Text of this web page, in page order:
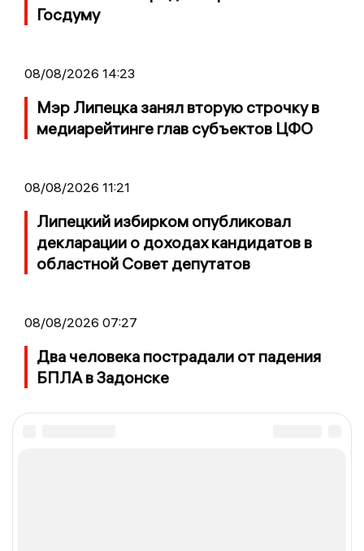
Госдуму
08/08/2026 14:23
Мэр Липецка занял вторую строчку в
медиарейтинге глав субъектов ЦФО
08/08/2026 11:21
Липецкий избирком опубликовал
декларации о доходах кандидатов в
областной Совет депутатов
08/08/2026 07:27
Два человека пострадали от падения
БПЛА в Задонске